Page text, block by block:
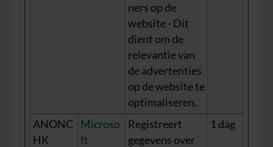
ners op de
website - Dit
dient om de
relevantie van
de advertenties
op de website te
optimaliseren.
ANONC
HK
Microso
ft
Registreert
gegevens over
1 dag